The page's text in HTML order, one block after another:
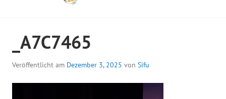
_A7C7465
Veröffentlicht am Dezember 3, 2025 von Sifu